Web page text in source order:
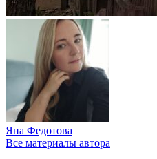
Яна Федотова
Все материалы автора